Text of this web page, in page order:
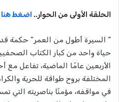
الحلقة الأولى من الحوار.. اضغط هنا
” السيرة أطول من العمر” حكمة
حياة واحد من كبار الكتاب
الأربعين عامًا الماضية، تفاعل مع
المختلفة بروح طواقة للحرية
في مواقفه، مؤمنًا بناصريته التي